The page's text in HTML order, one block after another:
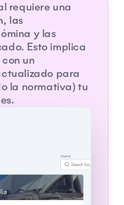
requiere una
las
y las
Esto implica
un
para
la normativa) tu